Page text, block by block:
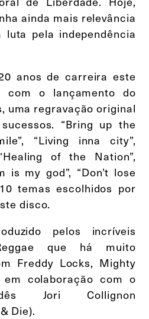
ainda mais relevância
pela independência
anos de carreira este
com o lançamento do
uma regravação original
“Bring up the
“Living inna city”,
of the Nation”,
is my god”, “Don’t lose
temas escolhidos por
disco.
pelos incríveis
que há muito
Freddy Locks, Mighty
colaboração com o
Jori Collignon
Die).